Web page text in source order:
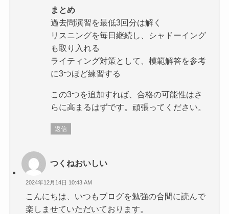
まとめ
過去問演習を最低3回分は解く
リスニングを毎日継続し、シャドーイング
も取り入れる
ライティング対策として、模範解答を参考
に3つほど練習する
この3つを追加すれば、合格の可能性はさ
らに高まるはずです。頑張ってください。
返信
つくねおいしい
2024年12月14日 10:43 AM
こんにちは、いつもブログを勉強の合間に読んで
楽しませていただいております。